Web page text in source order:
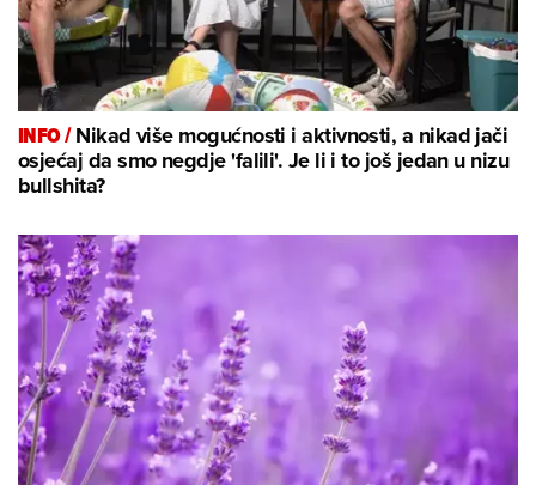
INFO /Nikad više mogućnosti i aktivnosti, a nikad jači
osjećaj da smo negdje 'falili'. Je li i to još jedan u nizu
bullshita?